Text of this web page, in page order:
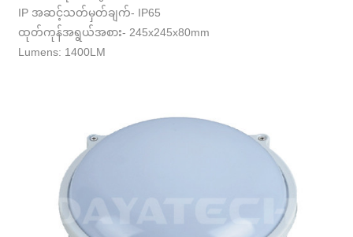
IP အဆင့်သတ်မှတ်ချက်- IP65
ထုတ်ကုန်အရွယ်အစား- 245x245x80mm
Lumens: 1400LM